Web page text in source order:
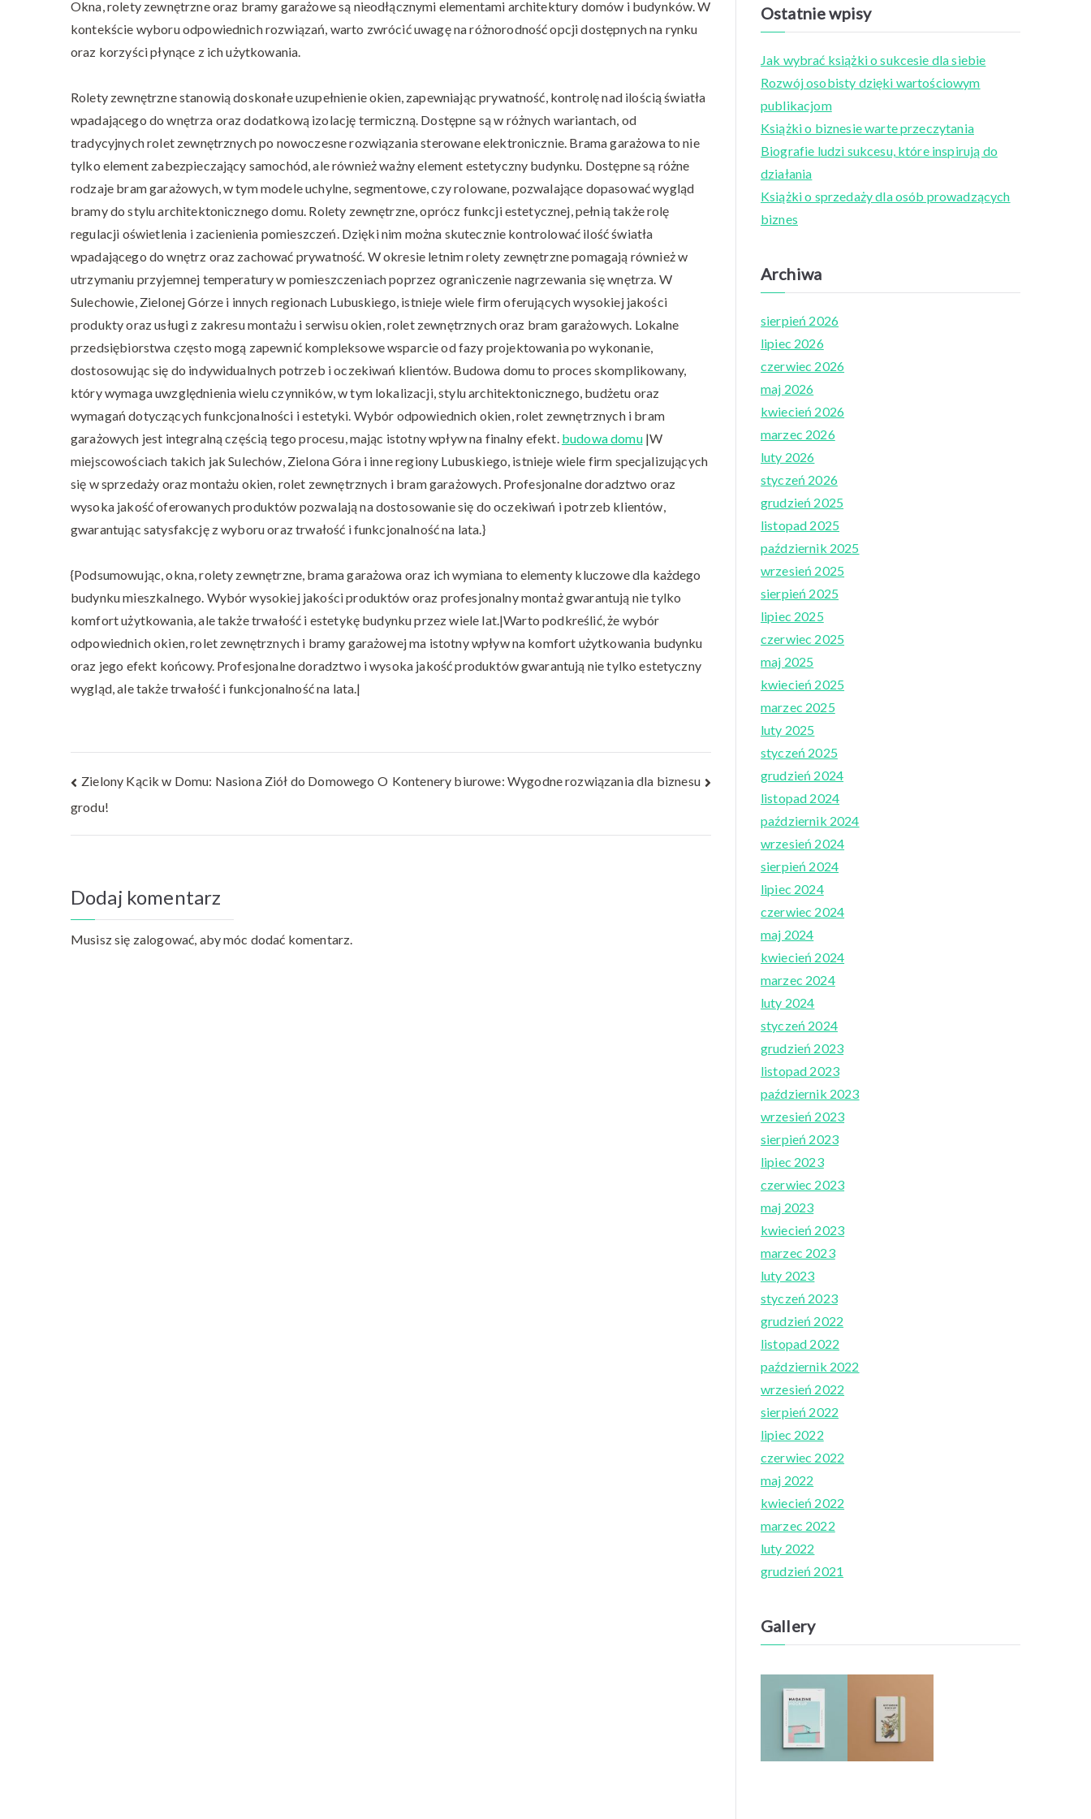
naturalne
dzięki
Okna, rolety zewnętrzne oraz bramy garażowe są nieodłącznymi elementami architektury domów i budynków. W
kontekście wyboru odpowiednich rozwiązań, warto zwrócić uwagę na różnorodność opcji dostępnych na rynku
oraz korzyści płynące z ich użytkowania.
Rolety zewnętrzne stanowią doskonałe uzupełnienie okien, zapewniając prywatność, kontrolę nad ilością światła
wpadającego do wnętrza oraz dodatkową izolację termiczną. Dostępne są w różnych wariantach, od
tradycyjnych rolet zewnętrznych po nowoczesne rozwiązania sterowane elektronicznie. Brama garażowa to nie
tylko element zabezpieczający samochód, ale również ważny element estetyczny budynku. Dostępne są różne
rodzaje bram garażowych, w tym modele uchylne, segmentowe, czy rolowane, pozwalające dopasować wygląd
bramy do stylu architektonicznego domu. Rolety zewnętrzne, oprócz funkcji estetycznej, pełnią także rolę
regulacji oświetlenia i zacienienia pomieszczeń. Dzięki nim można skutecznie kontrolować ilość światła
wpadającego do wnętrz oraz zachować prywatność. W okresie letnim rolety zewnętrzne pomagają również w
utrzymaniu przyjemnej temperatury w pomieszczeniach poprzez ograniczenie nagrzewania się wnętrza. W
Sulechowie, Zielonej Górze i innych regionach Lubuskiego, istnieje wiele firm oferujących wysokiej jakości
produkty oraz usługi z zakresu montażu i serwisu okien, rolet zewnętrznych oraz bram garażowych. Lokalne
przedsiębiorstwa często mogą zapewnić kompleksowe wsparcie od fazy projektowania po wykonanie,
dostosowując się do indywidualnych potrzeb i oczekiwań klientów. Budowa domu to proces skomplikowany,
który wymaga uwzględnienia wielu czynników, w tym lokalizacji, stylu architektonicznego, budżetu oraz
wymagań dotyczących funkcjonalności i estetyki. Wybór odpowiednich okien, rolet zewnętrznych i bram
garażowych jest integralną częścią tego procesu, mając istotny wpływ na finalny efekt. budowa domu|W
miejscowościach takich jak Sulechów, Zielona Góra i inne regiony Lubuskiego, istnieje wiele firm specjalizujących
się w sprzedaży oraz montażu okien, rolet zewnętrznych i bram garażowych. Profesjonalne doradztwo oraz
wysoka jakość oferowanych produktów pozwalają na dostosowanie się do oczekiwań i potrzeb klientów,
gwarantując satysfakcję z wyboru oraz trwałość i funkcjonalność na lata.}
{Podsumowując, okna, rolety zewnętrzne, brama garażowa oraz ich wymiana to elementy kluczowe dla każdego
budynku mieszkalnego. Wybór wysokiej jakości produktów oraz profesjonalny montaż gwarantują nie tylko
komfort użytkowania, ale także trwałość i estetykę budynku przez wiele lat.|Warto podkreślić, że wybór
odpowiednich okien, rolet zewnętrznych i bramy garażowej ma istotny wpływ na komfort użytkowania budynku
oraz jego efekt końcowy. Profesjonalne doradztwo i wysoka jakość produktów gwarantują nie tylko estetyczny
wygląd, ale także trwałość i funkcjonalność na lata.|
Nawigacja
wpisu
Zielony Kącik w Domu: Nasiona Ziół do Domowego O
grodu!
Kontenery biurowe: Wygodne rozwiązania dla biznesu
Dodaj komentarz
Musisz się zalogować, aby móc dodać komentarz.
Ostatnie wpisy
Jak wybrać książki o sukcesie dla siebie
Rozwój osobisty dzięki wartościowym
publikacjom
Książki o biznesie warte przeczytania
Biografie ludzi sukcesu, które inspirują do
działania
Książki o sprzedaży dla osób prowadzących
biznes
Archiwa
sierpień 2026
lipiec 2026
czerwiec 2026
maj 2026
kwiecień 2026
marzec 2026
luty 2026
styczeń 2026
grudzień 2025
listopad 2025
październik 2025
wrzesień 2025
sierpień 2025
lipiec 2025
czerwiec 2025
maj 2025
kwiecień 2025
marzec 2025
luty 2025
styczeń 2025
grudzień 2024
listopad 2024
październik 2024
wrzesień 2024
sierpień 2024
lipiec 2024
czerwiec 2024
maj 2024
kwiecień 2024
marzec 2024
luty 2024
styczeń 2024
grudzień 2023
listopad 2023
październik 2023
wrzesień 2023
sierpień 2023
lipiec 2023
czerwiec 2023
maj 2023
kwiecień 2023
marzec 2023
luty 2023
styczeń 2023
grudzień 2022
listopad 2022
październik 2022
wrzesień 2022
sierpień 2022
lipiec 2022
czerwiec 2022
maj 2022
kwiecień 2022
marzec 2022
luty 2022
grudzień 2021
Gallery